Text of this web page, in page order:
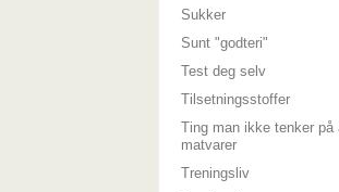
Sukker
Sunt "godteri"
Test deg selv
Tilsetningsstoffer
Ting man ikke tenker på
matvarer
Treningsliv